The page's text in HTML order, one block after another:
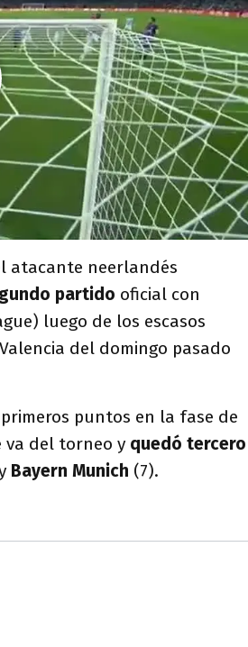
atacante neerlandés
partido oficial con
luego de los escasos
del domingo pasado
puntos en la fase de
va del torneo y quedó tercero
Bayern Munich (7).